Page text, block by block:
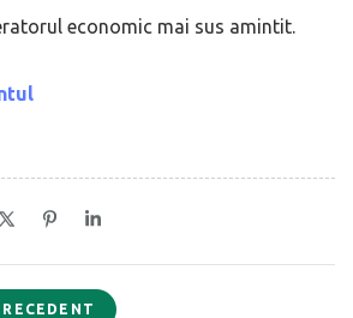
economic mai sus amintit.